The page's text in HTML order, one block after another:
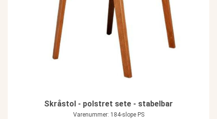
Skråstol - polstret sete - stabelbar
Varenummer: 184-slope PS